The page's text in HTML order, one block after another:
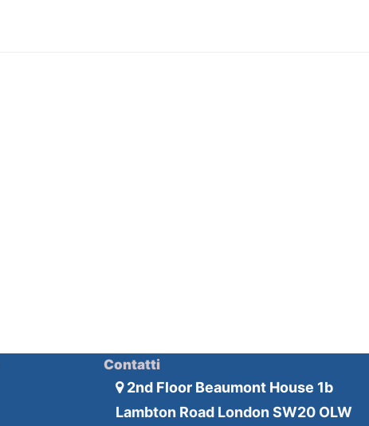
Contatti
2nd Floor Beaumont House 1b
Lambton Road London SW20 OLW